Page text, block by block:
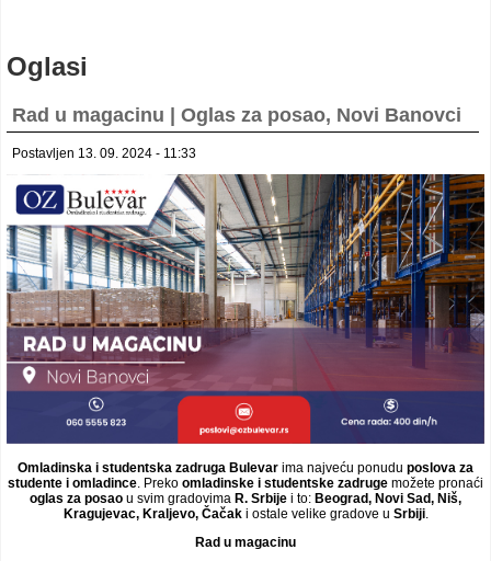
Oglasi
Rad u magacinu | Oglas za posao, Novi Banovci
Postavljen 13. 09. 2024 - 11:33
Omladinska i studentska zadruga Bulevar ima najveću ponudu poslova za
studente i omladince . Preko omladinske i studentske zadruge možete pronaći
oglas za posao u svim gradovima R. Srbije i to: Beograd, Novi Sad, Niš,
Kragujevac, Kraljevo, Čačaki ostale velike gradove u Srbiji.
Rad u magacinu